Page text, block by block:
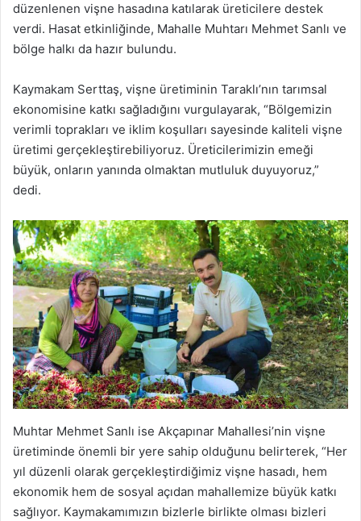
düzenlenen vişne hasadına katılarak üreticilere destek
verdi. Hasat etkinliğinde, Mahalle Muhtarı Mehmet Sanlı ve
bölge halkı da hazır bulundu.
Kaymakam Serttaş, vişne üretiminin Taraklı’nın tarımsal
ekonomisine katkı sağladığını vurgulayarak, “Bölgemizin
verimli toprakları ve iklim koşulları sayesinde kaliteli vişne
üretimi gerçekleştirebiliyoruz. Üreticilerimizin emeği
büyük, onların yanında olmaktan mutluluk duyuyoruz,”
dedi.
Muhtar Mehmet Sanlı ise Akçapınar Mahallesi’nin vişne
üretiminde önemli bir yere sahip olduğunu belirterek, “Her
yıl düzenli olarak gerçekleştirdiğimiz vişne hasadı, hem
ekonomik hem de sosyal açıdan mahallemize büyük katkı
sağlıyor. Kaymakamımızın bizlerle birlikte olması bizleri